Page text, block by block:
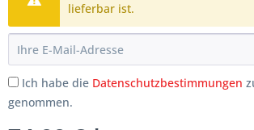
lieferbar ist.
Ich habe die Datenschutzbestimmungen
genommen.